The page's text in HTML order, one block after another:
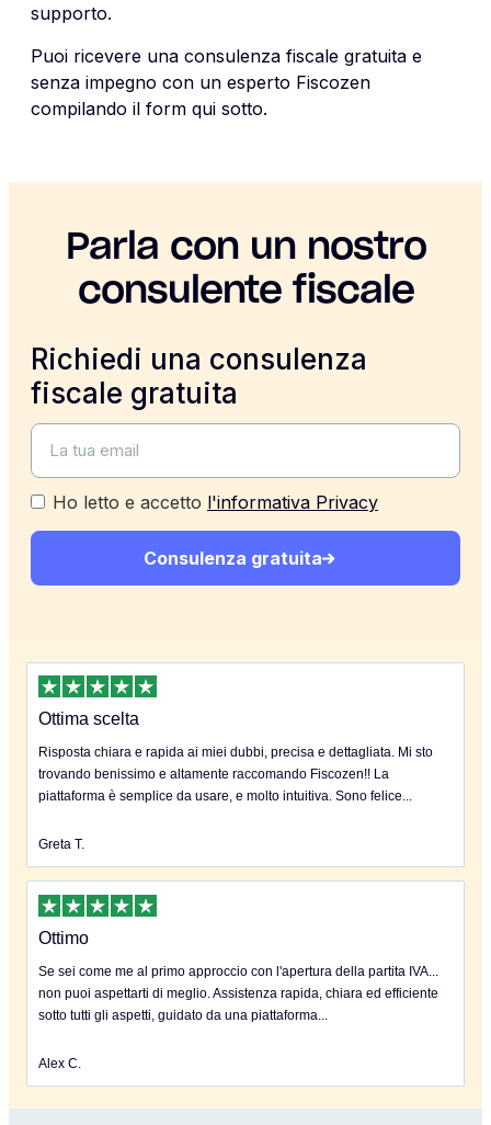
supporto.
Puoi ricevere una consulenza fiscale gratuita e
senza impegno con un esperto Fiscozen
compilando il form qui sotto.
Parla con un nostro
consulente fiscale
Richiedi una consulenza
fiscale gratuita
Ho letto e accetto l'informativa Privacy
Consulenza gratuita
Ottima scelta
Risposta chiara e rapida ai miei dubbi, precisa e dettagliata. Mi sto
trovando benissimo e altamente raccomando Fiscozen!! La
piattaforma è semplice da usare, e molto intuitiva. Sono felice...
Greta T.
Ottimo
Se sei come me al primo approccio con l'apertura della partita IVA...
non puoi aspettarti di meglio. Assistenza rapida, chiara ed efficiente
sotto tutti gli aspetti, guidato da una piattaforma...
Alex C.